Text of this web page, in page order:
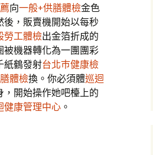
向一般+供膳體檢金色
後，販賣機開始以每秒
勞工體檢出金箔折成的
被機器轉化為一團團彩
紙鶴發射台北巿健康檢
體檢換。你必須體巡迴
開始操作她吧檯上的
健康管理中心 。